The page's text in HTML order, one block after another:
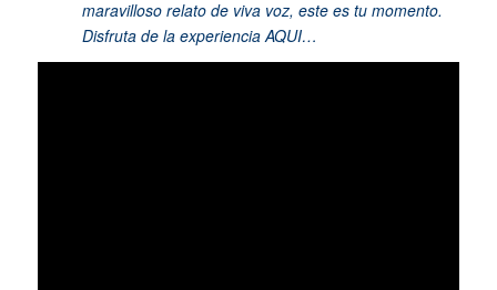
maravilloso relato de viva voz, este es tu momento.
Disfruta de la experiencia AQUI…